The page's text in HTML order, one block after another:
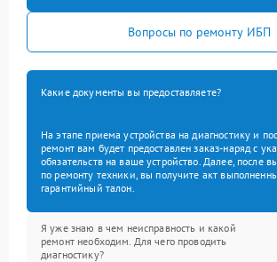
Вопросы по ремонту ИБП
Какие документы вы предоставляете?
На этапе приема устройства на диагностику и
ремонт вам будет предоставлен заказ-наряд с
обязательств на ваше устройство. Далее, после
по ремонту техники, вы получите акт
гарантийный талон.
Я уже знаю в чем неисправность и какой
ремонт необходим. Для чего проводить
диагностику?